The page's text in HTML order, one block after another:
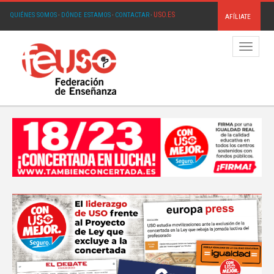
QUIÉNES SOMOS· DÓNDE ESTAMOS· CONTACTAR· USO.ES AFÍLIATE
Menú